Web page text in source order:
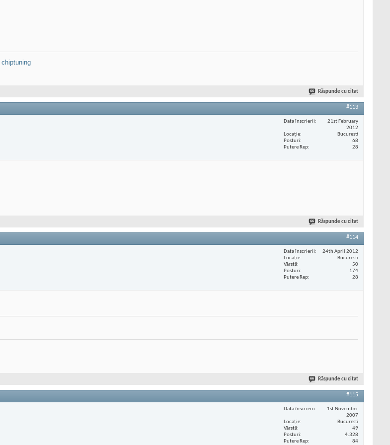
chiptuning
Răspunde cu citat
#113
Data înscrierii
21st February
2012
Locaţie
Bucuresti
Posturi
68
Putere Rep
28
Răspunde cu citat
#114
Data înscrierii
24th April 2012
Locaţie
Bucuresti
Vârstă
50
Posturi
174
Putere Rep
28
Răspunde cu citat
#115
Data înscrierii
1st November
2007
Locaţie
Bucuresti
Vârstă
49
Posturi
4.328
Putere Rep
84